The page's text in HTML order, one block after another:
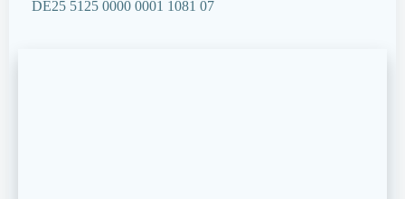
DE25 5125 0000 0001 1081 07